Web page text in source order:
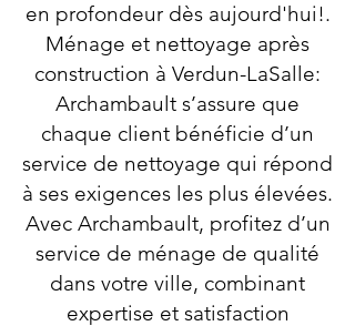
en profondeur dès aujourd'hui!.
Ménage et nettoyage après
construction à Verdun-LaSalle:
Archambault s’assure que
chaque client bénéficie d’un
service de nettoyage qui répond
à ses exigences les plus élevées.
Avec Archambault, profitez d’un
service de ménage de qualité
dans votre ville, combinant
expertise et satisfaction